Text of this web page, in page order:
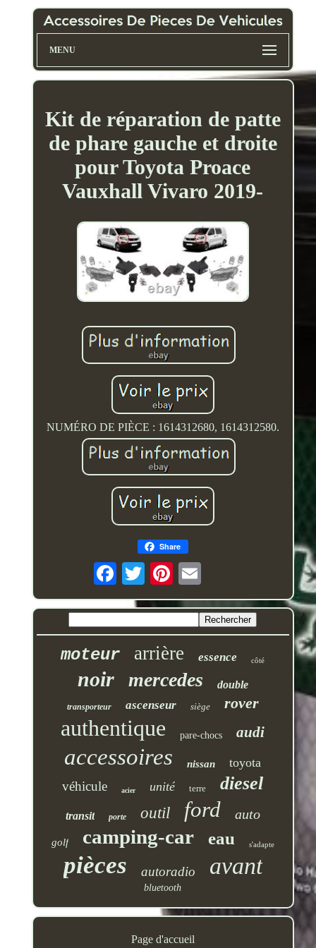
MENU
Kit de réparation de patte
de phare gauche et droite
pour Toyota Proace
Vauxhall Vivaro 2019-
NUMÉRO DE PIÈCE : 1614312680, 1614312580.
Share
moteur arrière essence côté
noir mercedes double
transporteur ascenseur siège rover
authentique pare-chocs audi
accessoires nissan toyota
véhicule acier unité terre diesel
transit porte outil ford auto
golf camping-car eau s'adapte
pièces autoradio avant
bluetooth
Page d'accueil